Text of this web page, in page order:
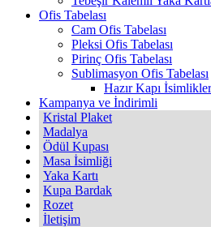
Ofis Tabelası
Cam Ofis Tabelası
Pleksi Ofis Tabelası
Pirinç Ofis Tabelası
Sublimasyon Ofis Tabelası
Hazır Kapı
Kampanya ve İndirimli
Kristal Plaket
Madalya
Ödül Kupası
Masa İsimliği
Yaka Kartı
Kupa Bardak
Rozet
İletişim